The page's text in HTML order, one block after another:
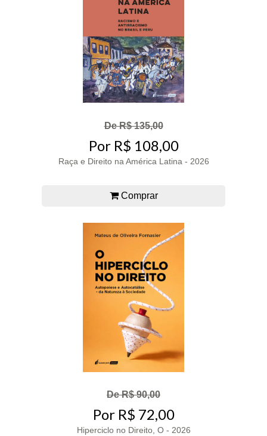
De R$ 135,00
Por R$ 108,00
Raça e Direito na América Latina - 2026
Comprar
De R$ 90,00
Por R$ 72,00
Hiperciclo no Direito, O - 2026